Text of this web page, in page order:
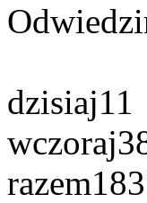
dzisiaj11
wczoraj
razem